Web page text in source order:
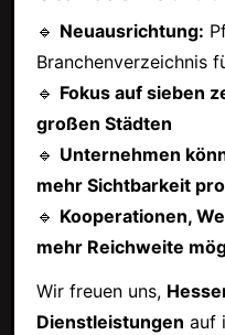
🔹 Neuausrichtung:
Branchenverzeichnis
🔹 Fokus auf sieben
großen Städten
🔹 Unternehmen
mehr Sichtbarkeit
🔹 Kooperationen,
mehr Reichweite
Wir freuen uns,
Dienstleistungen auf